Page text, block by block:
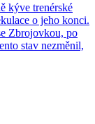
kýve trenérské
o jeho konci.
Zbrojovkou, po
stav nezměnil,